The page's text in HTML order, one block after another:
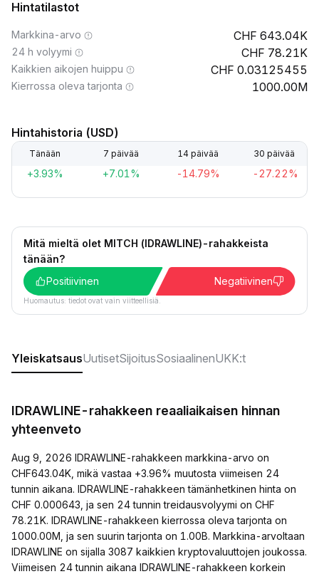
Hintatilastot
Markkina-arvo 643.04K
24 h volyymi 78.21K
Kaikkien aikojen huippu 0.03125455
Kierrossa oleva tarjonta 1000.00M
Hintahistoria (USD)
Tänään 7 päivää 14 päivää 30 päivää
+3.93% +7.01% -14.79% -27.22%
Mitä mieltä olet MITCH (IDRAWLINE)-rahakkeista
tänään?
Positiivinen
Negatiivinen
Huomautus: tiedot ovat vain viitteellisiä.
YleiskatsausUutisetSijoitusSosiaalinenUKK:t
IDRAWLINE-rahakkeen reaaliaikaisen hinnan
yhteenveto
Aug 9, 2026 IDRAWLINE-rahakkeen markkina-arvo on
CHF643.04K, mikä vastaa +3.96% muutosta viimeisen 24
tunnin aikana. IDRAWLINE-rahakkeen tämänhetkinen hinta on
CHF 0.000643, ja sen 24 tunnin treidausvolyymi on CHF
78.21K. IDRAWLINE-rahakkeen kierrossa oleva tarjonta on
1000.00M, ja sen suurin tarjonta on 1.00B. Markkina-arvoltaan
IDRAWLINE on sijalla 3087 kaikkien kryptovaluuttojen joukossa.
Viimeisen 24 tunnin aikana IDRAWLINE-rahakkeen korkein